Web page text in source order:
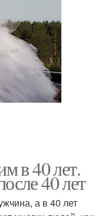
в 40 лет.
40 лет
а в 40 лет